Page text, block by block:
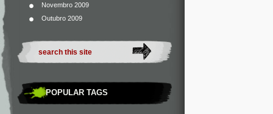
Novembro 2009
Outubro 2009
POPULAR TAGS